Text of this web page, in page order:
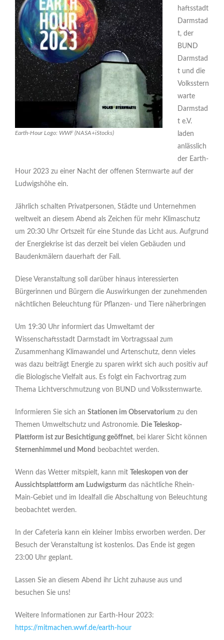
Earth-Hour Logo: WWF (NASA+iStocks)
haftsstadt
Darmstad
t, der
BUND
Darmstad
t und die
Volksstern
warte
Darmstad
t e.V.
laden
anlässlich
der Earth-
Hour 2023 zu einer Nacht der offenen Sternwarte auf der
Ludwigshöhe ein.
Jährlich schalten Privatpersonen, Städte und Unternehmen
weltweit an diesem Abend als Zeichen für mehr Klimaschutz
um 20:30 Uhr Ortszeit für eine Stunde das Licht aus. Aufgrund
der Energiekrise ist das derzeit bei vielen Gebäuden und
Baudenkmälern dauerhaft der Fall.
Diese Veranstaltung soll darüber hinaus interessierten
Bürgerinnen und Bürgern die Auswirkungen der zunehmenden
nächtlichen Beleuchtung für Pflanzen- und Tiere näherbringen
Um 19:30 Uhr informiert das Umweltamt der
Wissenschaftsstadt Darmstadt im Vortragssaal zum
Zusammenhang Klimawandel und Artenschutz, denn vieles
was dazu beiträgt Energie zu sparen wirkt sich auch positiv auf
die Biologische Vielfalt aus. Es folgt ein Fachvortrag zum
Thema Lichtverschmutzung von BUND und Volkssternwarte.
Informieren Sie sich an Stationen im Observatorium zu den
Themen Umweltschutz und Astronomie. Die Teleskop-
Plattform ist zur Besichtigung geöffnet, bei klarer Sicht können
Sternenhimmel und Mond beobachtet werden.
Wenn das Wetter mitspielt, kann mit
Teleskopen von der
Aussichtsplattform am Ludwigsturm das nächtliche Rhein-
Main-Gebiet und im Idealfall die Abschaltung von Beleuchtung
beobachtet werden.
In der Cafeteria kann ein kleiner Imbiss erworben werden. Der
Besuch der Veranstaltung ist kostenlos. Das Ende ist gegen
23:00 Uhr geplant.
Lassen Sie an diesem Abend ihr Licht zuhause aus und
besuchen Sie uns!
Weitere Informationen zur Earth-Hour 2023:
https://mitmachen.wwf.de/earth-hour